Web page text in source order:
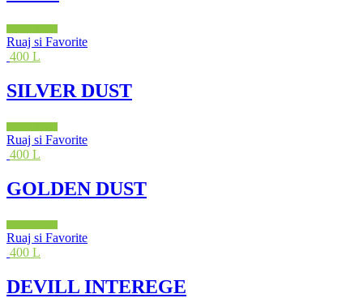
Ruaj si Favorite
400 L
SILVER DUST
Ruaj si Favorite
400 L
GOLDEN DUST
Ruaj si Favorite
400 L
DEVILL INTEREGE